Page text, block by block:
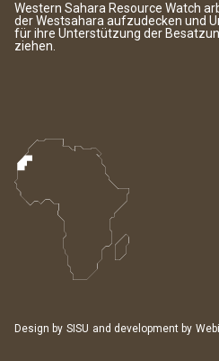
Western Sahara Resource Watch
der Westsahara aufzudecken und
für ihre Unterstützung der
ziehen.
Design by SISU and development by